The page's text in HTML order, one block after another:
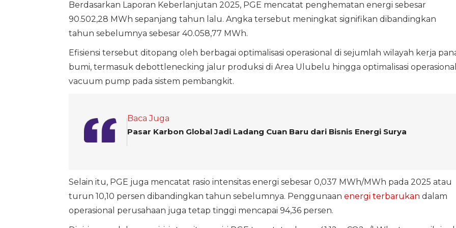
Berdasarkan Laporan Keberlanjutan 2025, PGE mencatat penghematan energi sebesar
90.502,28 MWh sepanjang tahun lalu. Angka tersebut meningkat signifikan dibandingkan
tahun sebelumnya sebesar 40.058,77 MWh.
Efisiensi tersebut ditopang oleh berbagai optimalisasi operasional di sejumlah wilayah kerja
bumi, termasuk debottlenecking jalur produksi di Area Ulubelu hingga optimalisasi
vacuum pump pada sistem pembangkit.
Baca Juga
Pasar Karbon Global Jadi Ladang Cuan Baru dari Bisnis Energi Surya
Selain itu, PGE juga mencatat rasio intensitas energi sebesar 0,037 MWh/MWh pada 2025 atau
turun 10,10 persen dibandingkan tahun sebelumnya. Penggunaan energi terbarukan dalam
operasional perusahaan juga tetap tinggi mencapai 94,36 persen.